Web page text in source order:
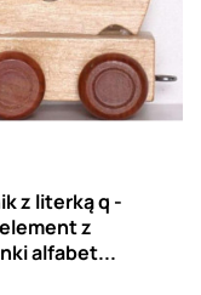
z literką q -
z
alfabet...